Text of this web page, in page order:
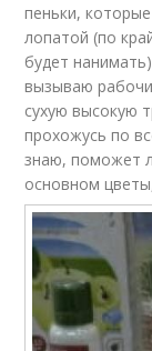
пеньки,
лопатой (по
будет
вызываю
сухую высокую
прохожусь по
знаю, поможет
основном